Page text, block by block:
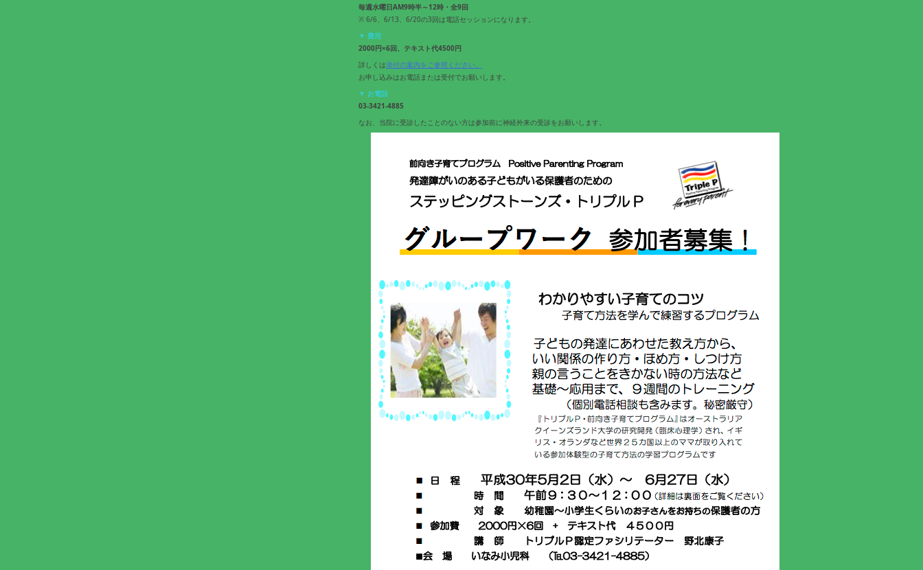
毎週水曜日AM9時半～12時・全9回
※ 6/6、6/13、6/20の3回は電話セッションになります。
▼ 費用
2000円×6回、テキスト代4500円
詳しくは添付の案内をご参照ください。
お申し込みはお電話または受付でお願いします。
▼ お電話
03-3421-4885
なお、当院に受診したことのない方は参加前に神経外来の受診をお願いします。